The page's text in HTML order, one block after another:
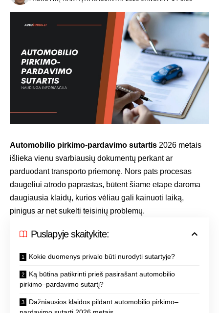
Automobilio pirkimo-pardavimo sutartis 2026 metais
išlieka vienu svarbiausių dokumentų perkant ar
parduodant transporto priemonę. Nors pats procesas
daugeliui atrodo paprastas, būtent šiame etape daroma
daugiausia klaidų, kurios vėliau gali kainuoti laiką,
pinigus ar net sukelti teisinių problemų.
Puslapyje skaitykite:
Kokie duomenys privalo būti nurodyti sutartyje?
Ką būtina patikrinti prieš pasirašant automobilio
pirkimo–pardavimo sutartį?
Dažniausios klaidos pildant automobilio pirkimo–